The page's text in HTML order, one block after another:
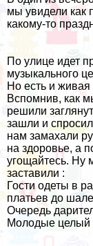
мы увидели как
какому-то
По улице идет
музыкального
Но есть и живая
Вспомнив, как
решили
зашли и
нам замахали
на здоровье, а
угощайтесь. Ну
заставили :
Гости одеты в
платьев до
Очередь
Молодые целый